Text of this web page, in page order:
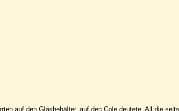
auf den Glasbehälter, auf den Cole deutete. All die